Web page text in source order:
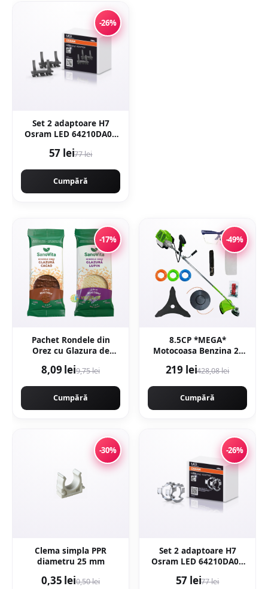
-26%
Set 2 adaptoare H7
Osram LED 64210DA04
57 lei77 lei
Cumpără
-17%
Pachet Rondele din
Orez cu Glazura de
Orez cu Glazura de
8,09 lei9,75 lei
Cumpără
-49%
8.5CP *MEGA*
Motocoasa Benzina 2t
58cc, model 2026 cu 10
Fresco Power by
ItalianTech CMP1545
219 lei428,08 lei
Cumpără
-30%
Clema simpla PPR
diametru 25 mm
0,35 lei0,50 lei
-26%
Set 2 adaptoare H7
Osram LED 64210DA01
Mercedes, Skoda, VW
57 lei77 lei